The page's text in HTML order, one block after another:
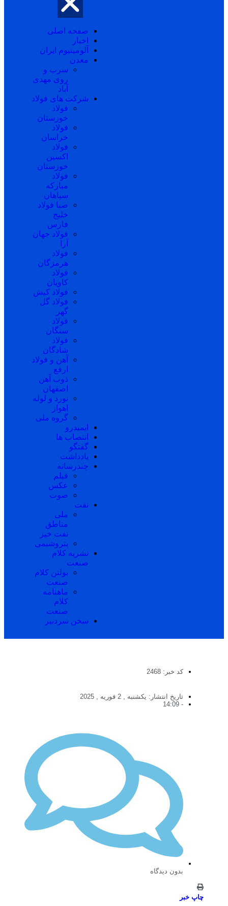
صفحه اصلی
اخبار
آلومینیوم ایران
معدن
سرب و
روی مهدی
آباد
شرکت های فولاد
فولاد
خوزستان
فولاد
خراسان
فولاد
اکسین
خوزستان
فولاد
مبارکه
سپاهان
صبا فولاد
خلیج
فارس
فولاد جهان
آرا
فولاد
هرمزگان
فولاد
کاویان
فولاد کیش
فولاد گل
گهر
فولاد
سنگان
فولاد
شادگان
آهن و فولاد
ارفع
ذوب آهن
اصفهان
نورد و لوله
اهواز
گروه ملی
ایمیدرو
انتصاب ها
گفتگو
یادداشت
چندرسانه
فیلم
عکس
صوت
نفت
ملی
مناطق
نفت خیز
پتروشیمی
نشریه کلام
صنعت
بولتن کلام
صنعت
ماهنامه
کلام
صنعت
سخن سردبیر
کد خبر: 2468
تاریخ انتشار: یکشنبه , 2 فوریه , 2025
-
14:09
بدون دیدگاه
چاپ خبر